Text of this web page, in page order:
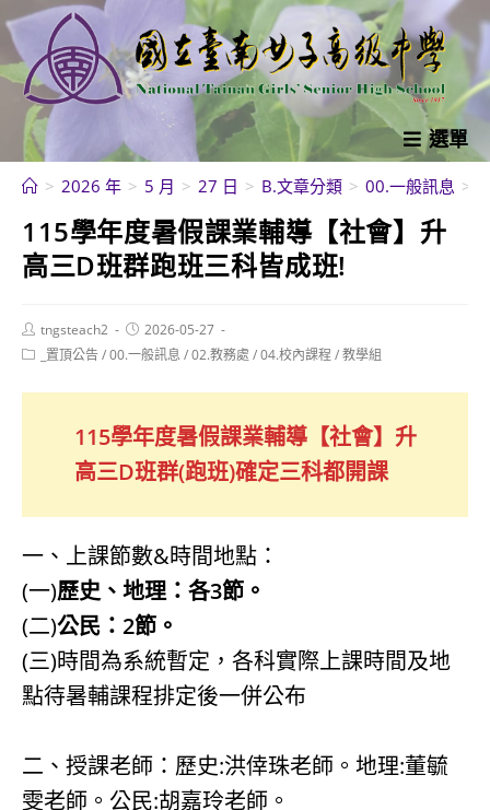
跳
轉
至
內
選單
> 2026 年 > 5 月 > 27 日 > B.文章分類 > 00.一般訊息 >
115學年度暑假課業輔導【社會】升
高三D班群跑班三科皆成班!
Post
author:
tngsteach2
Post
published:
2026-05-27
Post _置頂公告/00.一般訊息 /02.教務處 /04.校內課程 /教學組
115學年度暑假課業輔導【社會】升
高三D班群(跑班)確定三科都開課
一、上課節數&時間地點：
(一)歷史、地理：各3節。
(二)公民：2節。
(三)時間為系統暫定，各科實際上課時間及地
點待暑輔課程排定後一併公布
二、授課老師：歷史:洪倖珠老師。地理:董毓
雯老師。公民:胡嘉玲老師。